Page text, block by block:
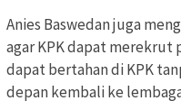
Anies Baswedan juga
agar KPK dapat
dapat bertahan di KPK
depan kembali ke